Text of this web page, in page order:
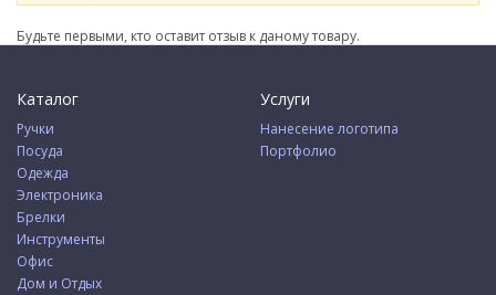
Будьте первыми, кто оставит отзыв к даному товару.
Каталог
Ручки
Посуда
Одежда
Электроника
Брелки
Инструменты
Офис
Дом и Отдых
Услуги
Нанесение логотипа
Портфолио